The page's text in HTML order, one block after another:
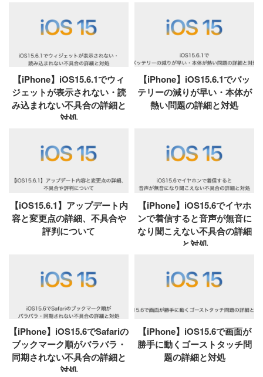
【iPhone】iOS15.6.1でウィ
ジェットが表示されない・読
み込まれない不具合の詳細と
対処
【iPhone】iOS15.6.1でバッ
テリーの減りが早い・本体が
熱い問題の詳細と対処
【iOS15.6.1】アップデート内
容と変更点の詳細、不具合や
評判について
【iPhone】iOS15.6でイヤホ
ンで着信すると音声が無音に
なり聞こえない不具合の詳細
と対処
【iPhone】iOS15.6でSafariの
ブックマーク順がバラバラ・
同期されない不具合の詳細と
対処
【iPhone】iOS15.6で画面が
勝手に動くゴーストタッチ問
題の詳細と対処